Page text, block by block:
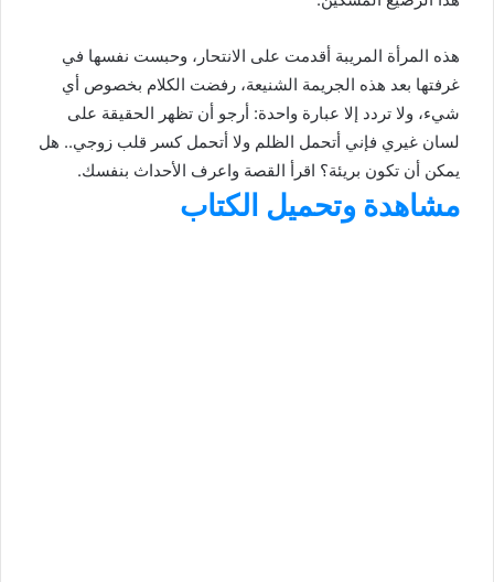
هذه المرأة المريبة أقدمت على الانتحار، وحبست نفسها في
غرفتها بعد هذه الجريمة الشنيعة، رفضت الكلام بخصوص أي
شيء، ولا تردد إلا عبارة واحدة: أرجو أن تظهر الحقيقة على
لسان غيري فإني أتحمل الظلم ولا أتحمل كسر قلب زوجي.. هل
يمكن أن تكون بريئة؟ اقرأ القصة واعرف الأحداث بنفسك.
مشاهدة وتحميل الكتاب